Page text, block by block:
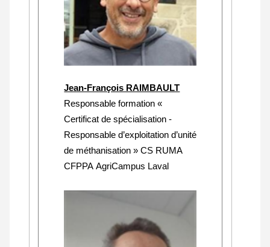
Jean-François RAIMBAULT
Responsable formation «
Certificat de spécialisation -
Responsable d’exploitation d’unité
de méthanisation » CS RUMA
CFPPA AgriCampus Laval